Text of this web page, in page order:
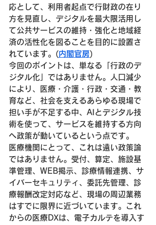
応として、利用者起点で行財政の在り
方を見直し、デジタルを最大限活用し
て公共サービスの維持・強化と地域経
済の活性化を図ることを目的に設置さ
れています。(内閣官房⁠)
今回のポイントは、単なる「行政のデ
ジタル化」ではありません。人口減少
により、医療・介護・行政・交通・教
育など、社会を支えるあらゆる現場で
担い手が不足する中、AIとデジタル技
術を使って、サービスを維持する方向
へ政策が動いているという点です。
医療機関にとって、これは遠い政策論
ではありません。受付、算定、施設基
準管理、WEB掲示、診療情報連携、サ
イバーセキュリティ、委託先管理、診
療報酬改定対応など、現場の周辺業務
はすでに限界に近づいています。これ
からの医療DXは、電子カルテを導入す